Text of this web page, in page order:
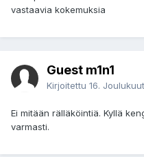
vastaavia kokemuksia
Guest m1n1
Kirjoitettu 16.
Ei mitään rälläköintiä. Kyllä
varmasti.